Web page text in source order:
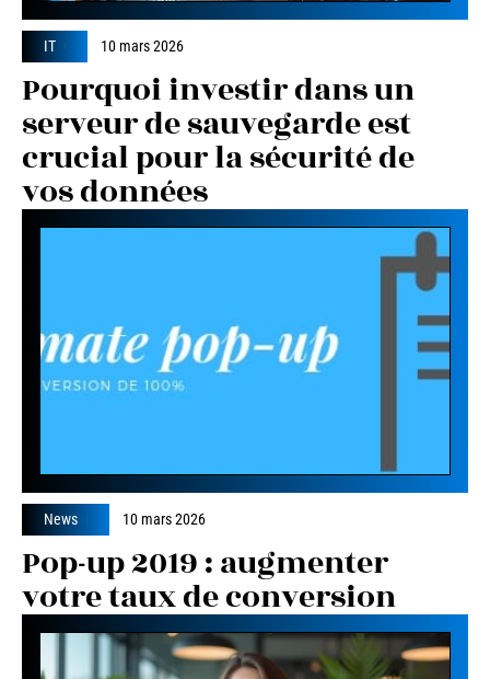
IT 10 mars 2026
Pourquoi investir dans un
serveur de sauvegarde est
crucial pour la sécurité de
vos données
News 10 mars 2026
Pop-up 2019 : augmenter
votre taux de conversion